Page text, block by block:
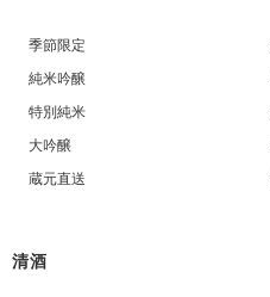
季節限定
純米吟醸
特別純米
大吟醸
蔵元直送
清酒